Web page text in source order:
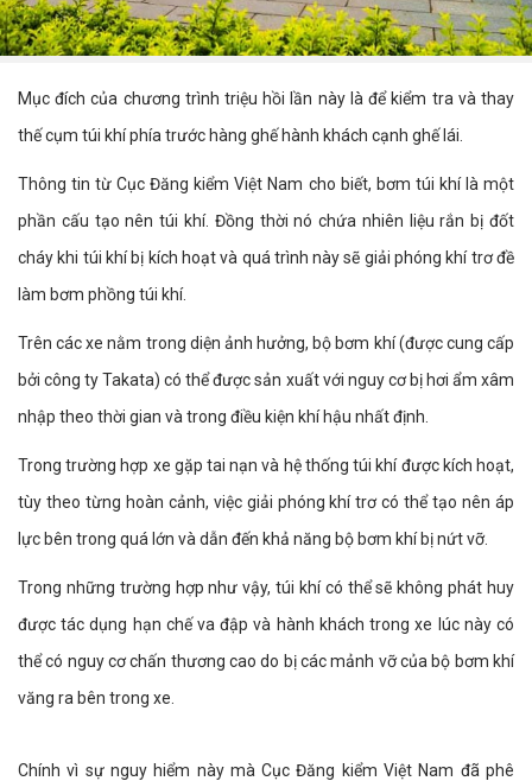
Mục đích của chương trình triệu hồi lần này là để kiểm tra và thay
thế cụm túi khí phía trước hàng ghế hành khách cạnh ghế lái.
Thông tin từ Cục Đăng kiểm Việt Nam cho biết, bơm túi khí là một
phần cấu tạo nên túi khí. Đồng thời nó chứa nhiên liệu rắn bị đốt
cháy khi túi khí bị kích hoạt và quá trình này sẽ giải phóng khí trơ đề
làm bơm phồng túi khí.
Trên các xe nằm trong diện ảnh hưởng, bộ bơm khí (được cung cấp
bởi công ty Takata) có thể được sản xuất với nguy cơ bị hơi ẩm xâm
nhập theo thời gian và trong điều kiện khí hậu nhất định.
Trong trường hợp xe gặp tai nạn và hệ thống túi khí được kích hoạt,
tùy theo từng hoàn cảnh, việc giải phóng khí trơ có thể tạo nên áp
lực bên trong quá lớn và dẫn đến khả năng bộ bơm khí bị nứt vỡ.
Trong những trường hợp như vậy, túi khí có thể sẽ không phát huy
được tác dụng hạn chế va đập và hành khách trong xe lúc này có
thể có nguy cơ chấn thương cao do bị các mảnh vỡ của bộ bơm khí
văng ra bên trong xe.
Chính vì sự nguy hiểm này mà Cục Đăng kiểm Việt Nam đã phê